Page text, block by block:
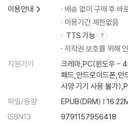
한두 마디 말만 듣고 송사를 판결하다
텅 빈 듯 아는 것이 없다
살찐 말을 타고 가벼운 갖옷을 입다
자신의 목숨을 바쳐 인을 이룬다
망한 나라를 다시 세우고 끊어진 집안의
책임은 무겁고 갈 길은 멀다
학문이 차츰 높고 깊은 경지에 이른다
밤낮을 가리지 않고 세월은 이처럼 흘러
지나간 일은 어쩔 수 없지만 다가올 일은
이용안내
배송 없이 구매 후 바
이용기간 제한없음
TTS 가능
저작권 보호를 위해
지원기기
크레마,PC(윈도우 -
패드,안드로이드폰,안
사양 기기 사용 불가
파일/용량
EPUB(DRM) |
ISBN13
9791157956418